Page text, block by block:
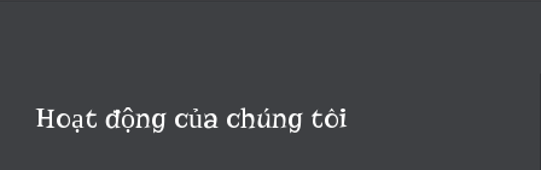
Hoạt động của chúng tôi